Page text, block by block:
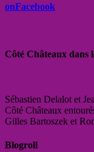
onFacebook
Côté Châteaux dans
Sébastien Delalot et
Côté Châteaux
Gilles Bartoszek et
Blogroll